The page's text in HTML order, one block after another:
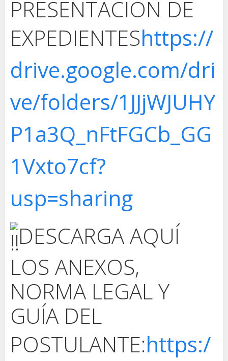
PRESENTACIÓN DE
EXPEDIENTEShttps://
drive.google.com/dri
ve/folders/1JJjWJUHY
P1a3Q_nFtFGCb_GG
1Vxto7cf?
usp=sharing
DESCARGA AQUÍ
LOS ANEXOS,
NORMA LEGAL Y
GUÍA DEL
POSTULANTE:https:/